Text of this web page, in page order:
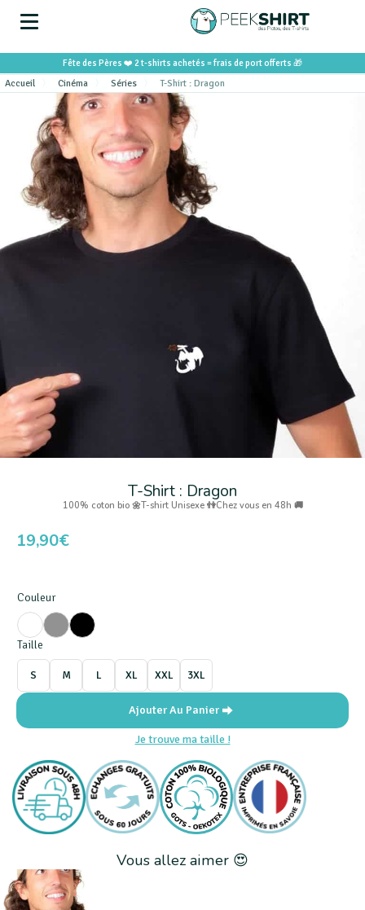
Fête des Pères ❤️ 2 t-shirts achetés = frais de port offerts 🎁
Accueil Cinéma Séries T-Shirt : Dragon
T-Shirt : Dragon
100% coton bio 🌼T-shirt Unisexe 👫Chez vous en 48h 🚚
19,90€
Couleur
Taille
S M L XL XXL 3XL
Ajouter Au Panier
Je trouve ma taille !
Vous allez aimer 😍